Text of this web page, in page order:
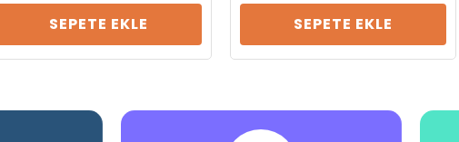
SEPETE EKLE SEPETE EKLE